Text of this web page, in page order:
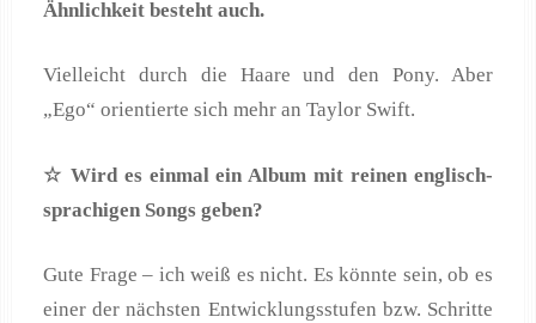
Ähnlichkeit besteht auch.
Vielleicht durch die Haare und den Pony. Aber
„Ego“ orientierte sich mehr an Taylor Swift.
☆ Wird es einmal ein Album mit reinen englisch-
sprachigen Songs geben?
Gute Frage – ich weiß es nicht. Es könnte sein, ob es
einer der nächsten Entwicklungsstufen bzw. Schritte